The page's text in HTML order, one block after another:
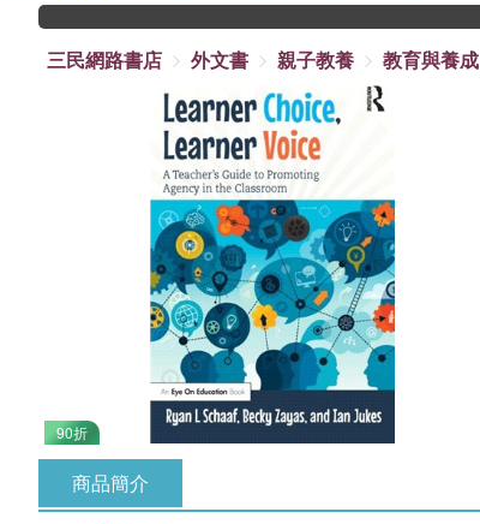
三民網路書店
外文書 親子教養 教育與養成
90折
商品簡介